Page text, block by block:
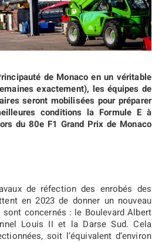
de Monaco en un véritable
exactement), les équipes de
seront mobilisées pour préparer
conditions la Formule E à
du 80e F1 Grand Prix de Monaco
de réfection des enrobés des
en 2023 de donner un nouveau
concernés : le Boulevard Albert
Louis II et la Darse Sud. Cela
soit l’équivalent d’environ